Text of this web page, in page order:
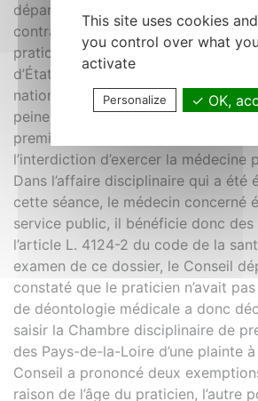
départemental a étudié 407
contrats de remplacement et 121
praticiens ont formé un pourvoi
d’État contre la décision de la
nationale du 23 octobre 2014
peine de la radiation prononcée à
première instance et, pour l’autre, la
l’interdiction d’exercer la médecine
Dans l’affaire disciplinaire qui a été
cette séance, le médecin concerné
service public, il bénéficie donc
l’article L. 4124-2 du code de la
examen de ce dossier, le Conseil
constaté que le praticien n’avait
de déontologie médicale a donc
saisir la Chambre disciplinaire de
des Pays-de-la-Loire d’une plainte
Conseil a prononcé deux
raison de l’âge du praticien, l’autre
This site uses cookies
you control over what
activate
Personalize OK,